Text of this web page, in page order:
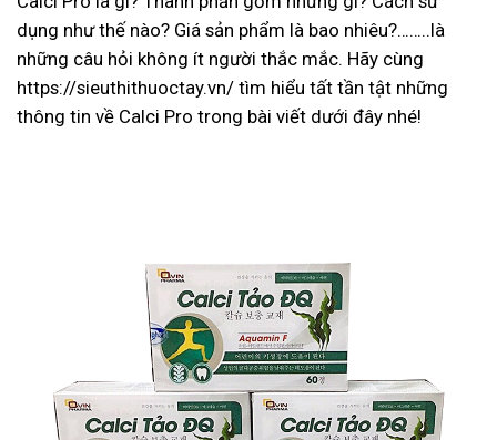
dụng như thế nào? Giá sản phẩm là bao nhiêu?……..là
những câu hỏi không ít người thắc mắc. Hãy cùng
https://sieuthithuoctay.vn/ tìm hiểu tất tần tật những
thông tin về Calci Pro trong bài viết dưới đây nhé!